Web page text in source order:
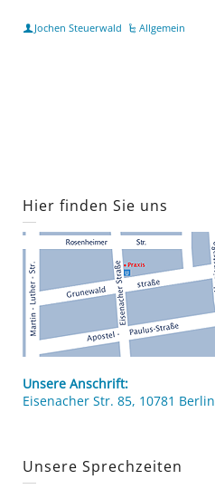
Jochen Steuerwald Allgemein
Hier finden Sie uns
Unsere Anschrift:
Eisenacher Str. 85, 10781 Berlin
Unsere Sprechzeiten